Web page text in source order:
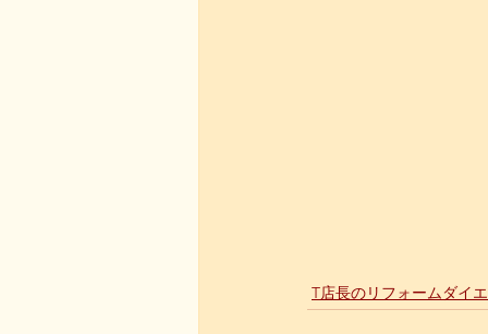
T店長のリフォームダイ